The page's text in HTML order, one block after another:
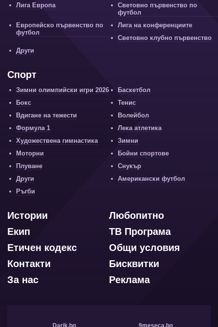
Лига Европа
Световно първенство по
футбол
Европейско първенство по
футбол
Лига на конференциите
Световно клубно първенство
Други
Спорт
Зимни олимпийски игри 2026
Баскетбол
Бокс
Тенис
Вдигане на тежести
Волейбол
Формула 1
Лека атлетика
Художествена гимнастика
Зимни
Моторни
Бойни спортове
Плуване
Снукър
Други
Американски футбол
Ръгби
Любопитно
Истории
ТВ Програма
Екип
Общи условия
Етичен кодекс
Бисквитки
Контакти
Реклама
За нас
Darik.bg 9meseca.bg